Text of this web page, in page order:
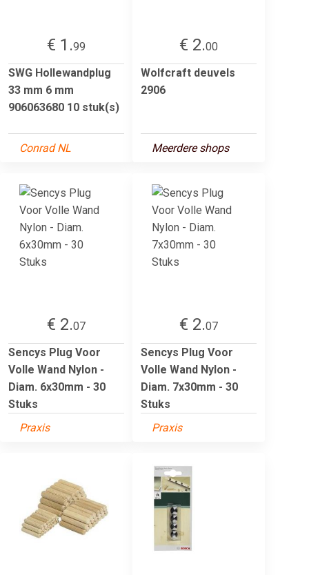
€ 1.99
SWG Hollewandplug
33 mm 6 mm
906063680 10 stuk(s)
Conrad NL
€ 2.00
Wolfcraft deuvels
2906
Meerdere shops
€ 2.07
Sencys Plug Voor
Volle Wand Nylon -
Diam. 6x30mm - 30
Stuks
Praxis
€ 2.07
Sencys Plug Voor
Volle Wand Nylon -
Diam. 7x30mm - 30
Stuks
Praxis